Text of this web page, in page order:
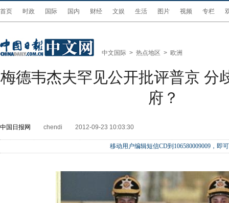
首页 时政 国际 国内 财经 文娱 生活 图片 视频 专栏
中文国际 > 热点地区 > 欧洲
梅德韦杰夫罕见公开批评普京 分
府？
中国日报网 chendi 2012-09-23 10:03:30
移动用户编辑短信CD到106580009009，即